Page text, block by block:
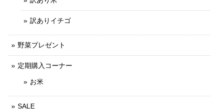
訳ありイチゴ
野菜プレゼント
定期購入コーナー
お米
SALE